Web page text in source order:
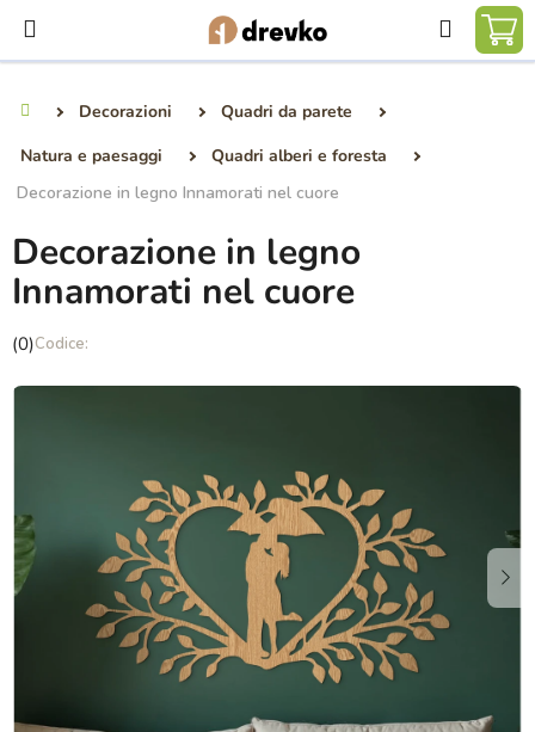
contenuto
Ricerca
Decorazioni
Quadri da parete
Natura e paesaggi
Quadri alberi e foresta
Decorazione in legno Innamorati nel cuore
Decorazione in legno
Innamorati nel cuore
La
media
su
5
stelle.
(0)